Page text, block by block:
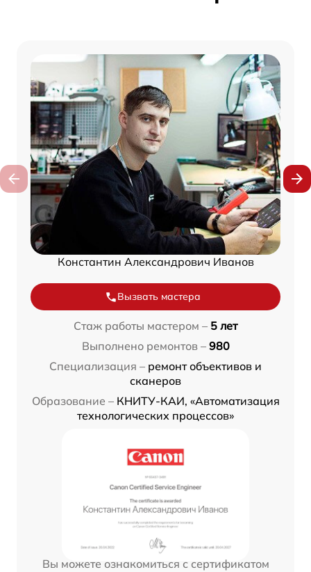
Константин Александрович Иванов
Вызвать мастера
Стаж работы мастером – 5 лет
Выполнено ремонтов – 980
Специализация – ремонт объективов и
сканеров
Образование – КНИТУ-КАИ, «Автоматизация
технологических процессов»
Вы можете ознакомиться с сертификатом